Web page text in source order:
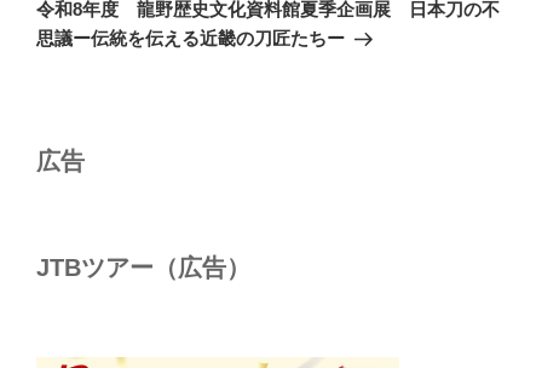
ー
シ
投
令和8年度 龍野歴史文化資料館夏季企画展 日本刀の不
思議ー伝統を伝える近畿の刀匠たちー
広告
JTBツアー（広告）